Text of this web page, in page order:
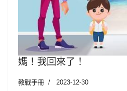
媽！我回來了！
教戰手冊 2023-12-30